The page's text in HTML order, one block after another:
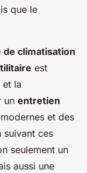
que le
climatisation
est
et la
un entretien
et des
suivant ces
seulement un
aussi une